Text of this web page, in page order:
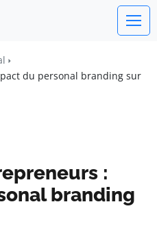
du personal branding sur
:
branding